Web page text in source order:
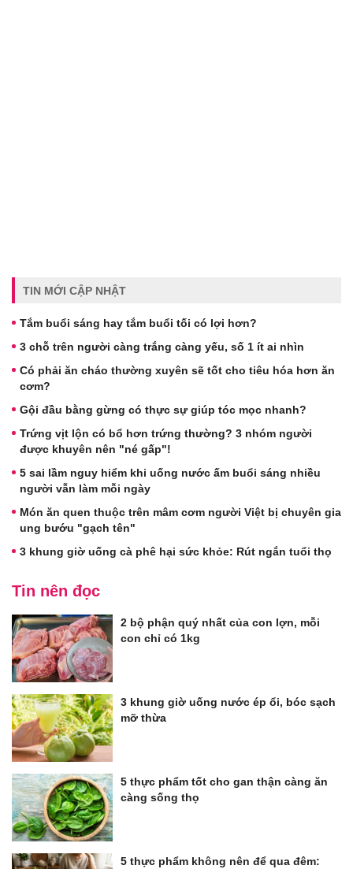
TIN MỚI CẬP NHẬT
Tắm buổi sáng hay tắm buổi tối có lợi hơn?
3 chỗ trên người càng trắng càng yếu, số 1 ít ai nhìn
Có phải ăn cháo thường xuyên sẽ tốt cho tiêu hóa hơn ăn
cơm?
Gội đầu bằng gừng có thực sự giúp tóc mọc nhanh?
Trứng vịt lộn có bổ hơn trứng thường? 3 nhóm người
được khuyên nên "né gấp"!
5 sai lầm nguy hiểm khi uống nước ấm buổi sáng nhiều
người vẫn làm mỗi ngày
Món ăn quen thuộc trên mâm cơm người Việt bị chuyên gia
ung bướu "gạch tên"
3 khung giờ uống cà phê hại sức khỏe: Rút ngắn tuổi thọ
Tin nên đọc
2 bộ phận quý nhất của con lợn, mỗi
con chỉ có 1kg
3 khung giờ uống nước ép ổi, bóc sạch
mỡ thừa
5 thực phẩm tốt cho gan thận càng ăn
càng sống thọ
5 thực phẩm không nên để qua đêm: